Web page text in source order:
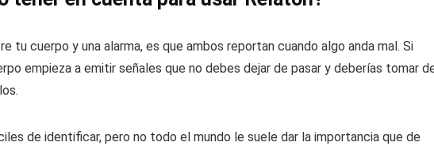
tu cuerpo y una alarma, es que ambos reportan cuando algo anda mal. Si
empieza a emitir señales que no debes dejar de pasar y deberías tomar
de identificar, pero no todo el mundo le suele dar la importancia que de